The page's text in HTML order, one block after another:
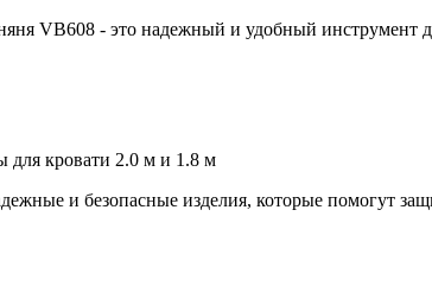
VB608 - это надежный и удобный
для кровати 2.0 м и 1.8 м
и безопасные изделия, которые помогут